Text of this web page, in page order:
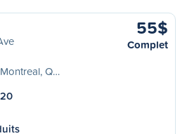
Q…
55$
Complet